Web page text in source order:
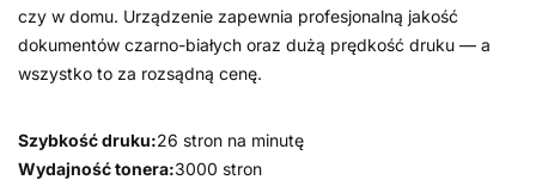
czy w domu. Urządzenie zapewnia profesjonalną jakość
dokumentów czarno-białych oraz dużą prędkość druku — a
wszystko to za rozsądną cenę.
Szybkość druku:26 stron na minutę
Wydajność tonera:3000 stron